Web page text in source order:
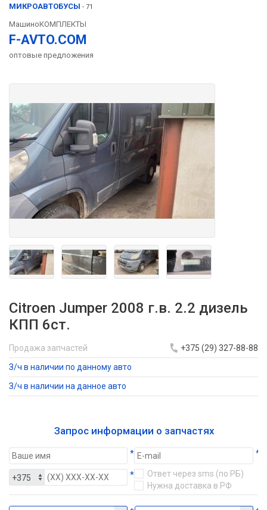
МИКРОАВТОБУСЫ - 71
МашиноКОМПЛЕКТЫ
F-AVTO.COM
оптовые предложения
Citroen Jumper 2008 г.в. 2.2 дизель
КПП 6ст.
Продажа запчастей
+375 (29) 327-88-88
З/ч в наличии по данному авто
З/ч в наличии на данное авто
Запрос информации о запчастях
* *
*
Ответ через sms (по РБ)
Нужна доставка в РФ